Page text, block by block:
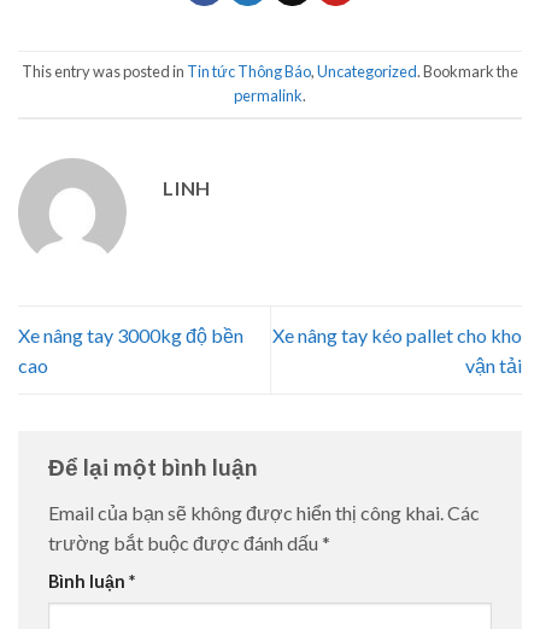
This entry was posted in Tin tức Thông Báo,Uncategorized. Bookmark the
permalink.
LINH
Xe nâng tay 3000kg độ bền
cao
Xe nâng tay kéo pallet cho kho
vận tải
Để lại một bình luận
Email của bạn sẽ không được hiển thị công khai. Các
trường bắt buộc được đánh dấu *
Bình luận *